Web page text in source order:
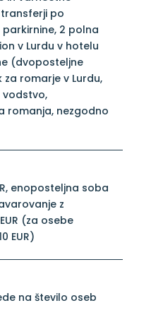
po
2 polna
v Lurdu v hotelu
(dvoposteljne
za romarje v Lurdu,
vodstvo,
romanja, nezgodno
enoposteljna soba
z
(za osebe
EUR)
na število oseb